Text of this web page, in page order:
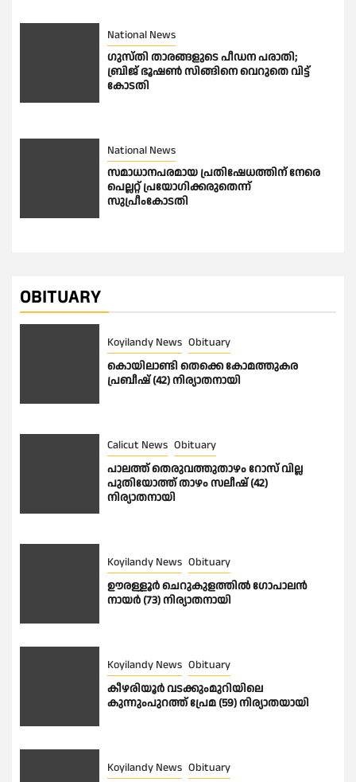
National News
ഗുസ്തി താരങ്ങളുടെ പീഡന പരാതി;
ബ്രിജ് ഭൂഷണ്‍ സിങ്ങിനെ വെറുതെ വിട്ട്
കോടതി
National News
സമാധാനപരമായ പ്രതിഷേധത്തിന് നേരെ
പെല്ലറ്റ് പ്രയോഗിക്കരുതെന്ന്
സുപ്രീംകോടതി
OBITUARY
Koyilandy News Obituary
കൊയിലാണ്ടി തെക്കെ കോമത്തുകര
പ്രബീഷ് (42) നിര്യാതനായി
Calicut News Obituary
പാലത്ത് തെരുവത്തുതാഴം റോസ് വില്ല
പുതിയോത്ത് താഴം സലീഷ് (42)
നിര്യാതനായി
Koyilandy News Obituary
ഊരള്ളൂര്‍ ചെറുകുളത്തിൽ ഗോപാലൻ
നായർ (73) നിര്യാതനായി
Koyilandy News Obituary
കീഴരിയൂർ വടക്കുംമുറിയിലെ
കുന്നുംപുറത്ത് പ്രേമ (59) നിര്യാതയായി
Koyilandy News Obituary